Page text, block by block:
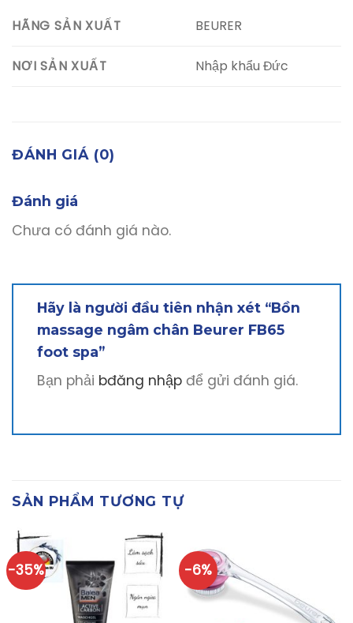
HÃNG SẢN XUẤT BEURER
NƠI SẢN XUẤT Nhập khẩu Đức
ĐÁNH GIÁ (0)
Đánh giá
Chưa có đánh giá nào.
Hãy là người đầu tiên nhận xét “Bồn
massage ngâm chân Beurer FB65
foot spa”
Bạn phải bđăng nhập để gửi đánh giá.
SẢN PHẨM TƯƠNG TỰ
-35% -6%